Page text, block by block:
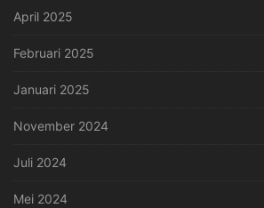
April 2025
Februari 2025
Januari 2025
November 2024
Juli 2024
Mei 2024